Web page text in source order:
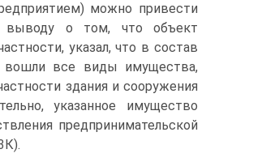
можно привести
выводу о том, что объект
указал, что в состав
вошли все виды имущества,
здания и сооружения
указанное имущество
предпринимательской